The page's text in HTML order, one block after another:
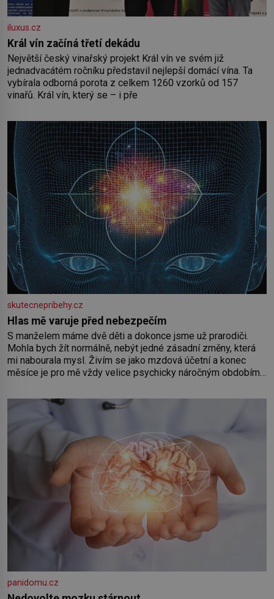
iluxus.cz
Král vín začíná třetí dekádu
Největší český vinařský projekt Král vín ve svém již
jednadvacátém ročníku představil nejlepší domácí vína. Ta
vybírala odborná porota z celkem 1260 vzorků od 157
vinařů. Král vín, který se – i pře
skutecnepribehy.cz
Hlas mě varuje před nebezpečím
S manželem máme dvě děti a dokonce jsme už prarodiči.
Mohla bych žít normálně, nebýt jedné zásadní změny, která
mi nabourala mysl. Živím se jako mzdová účetní a konec
měsíce je pro mě vždy velice psychicky náročným obdobím.
o pomoc, co se hlídání týče. Dalo by se
panidomu.cz